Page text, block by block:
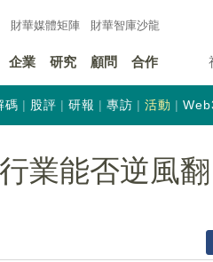
財華媒體矩陣 財華智庫沙龍
企業 研究 顧問 合作
碼 股評 研報 專訪 活動
業能否逆風翻